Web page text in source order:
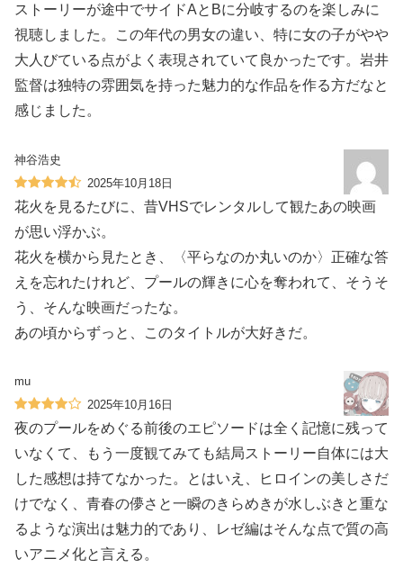
ストーリーが途中でサイドAとBに分岐するのを楽しみに
視聴しました。この年代の男女の違い、特に女の子がやや
大人びている点がよく表現されていて良かったです。岩井
監督は独特の雰囲気を持った魅力的な作品を作る方だなと
感じました。
神谷浩史
2025年10月18日
花火を見るたびに、昔VHSでレンタルして観たあの映画
が思い浮かぶ。
花火を横から見たとき、〈平らなのか丸いのか〉正確な答
えを忘れたけれど、プールの輝きに心を奪われて、そうそ
う、そんな映画だったな。
あの頃からずっと、このタイトルが大好きだ。
mu
2025年10月16日
夜のプールをめぐる前後のエピソードは全く記憶に残って
いなくて、もう一度観てみても結局ストーリー自体には大
した感想は持てなかった。とはいえ、ヒロインの美しさだ
けでなく、青春の儚さと一瞬のきらめきが水しぶきと重な
るような演出は魅力的であり、レゼ編はそんな点で質の高
いアニメ化と言える。